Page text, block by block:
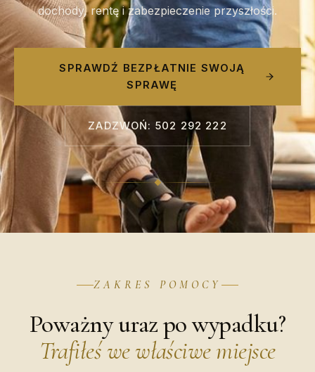
dochody, rentę i zabezpieczenie przyszłości.
SPRAWDŹ BEZPŁATNIE SWOJĄ
SPRAWĘ
ZADZWOŃ: 502 292 222
ZAKRES POMOCY
Poważny uraz po wypadku?
Trafiłeś we właściwe miejsce